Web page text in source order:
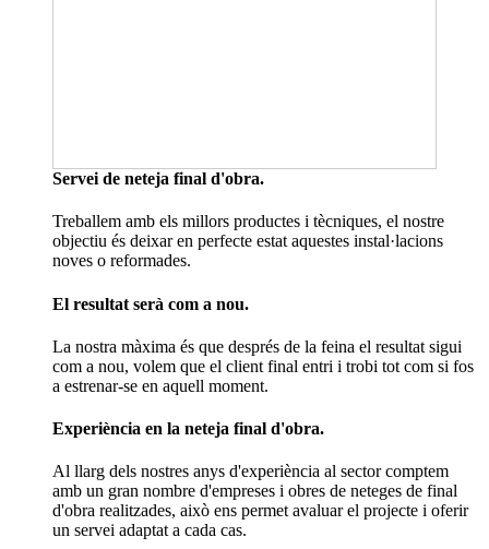
Servei de neteja final d'obra.
Treballem amb els millors productes i tècniques, el nostre
objectiu és deixar en perfecte estat aquestes instal·lacions
noves o reformades.
El resultat serà com a nou.
La nostra màxima és que després de la feina el resultat sigui
com a nou, volem que el client final entri i trobi tot com si fos
a estrenar-se en aquell moment.
Experiència en la neteja final d'obra.
Al llarg dels nostres anys d'experiència al sector comptem
amb un gran nombre d'empreses i obres de neteges de final
d'obra realitzades, això ens permet avaluar el projecte i oferir
un servei adaptat a cada cas.